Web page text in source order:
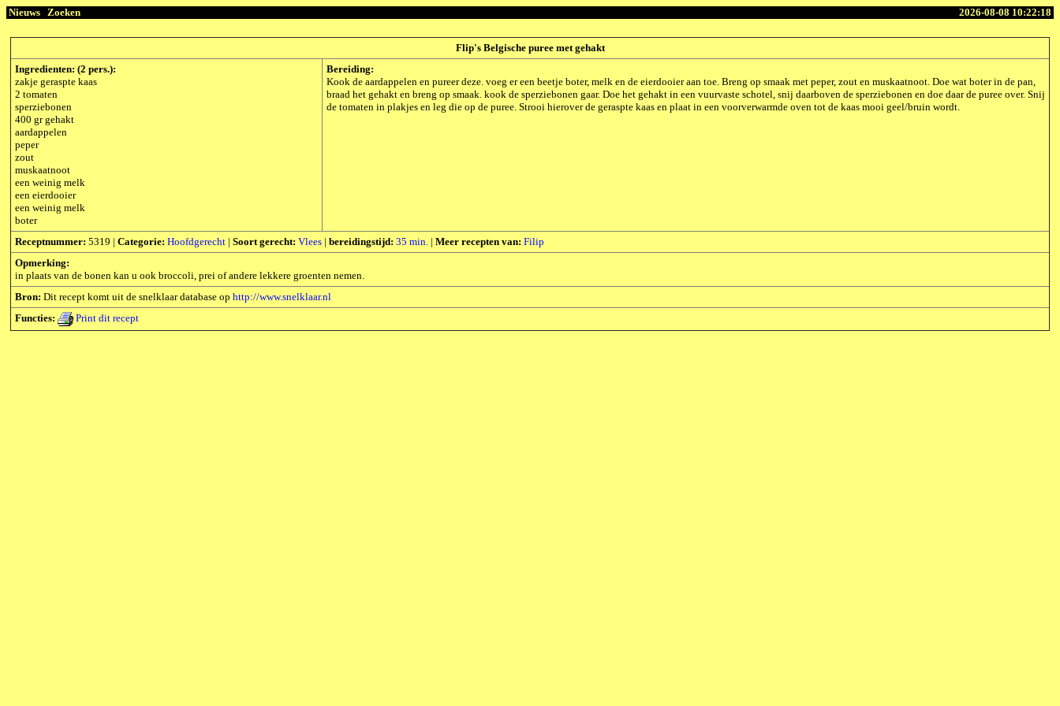
Nieuws Zoeken 2026-08-08 10:22:18
Flip's Belgische puree met gehakt
Ingredienten: (2 pers.):
zakje geraspte kaas
2 tomaten
sperziebonen
400 gr gehakt
aardappelen
peper
zout
muskaatnoot
een weinig melk
een eierdooier
een weinig melk
boter
Bereiding:
Kook de aardappelen en pureer deze. voeg er een beetje boter, melk en de eierdooier aan toe. Breng op smaak met peper, zout en muskaatnoot. Doe wat boter in de pan,
braad het gehakt en breng op smaak. kook de sperziebonen gaar. Doe het gehakt in een vuurvaste schotel, snij daarboven de sperziebonen en doe daar de puree over. Snij
de tomaten in plakjes en leg die op de puree. Strooi hierover de geraspte kaas en plaat in een voorverwarmde oven tot de kaas mooi geel/bruin wordt.
Receptnummer: 5319 | Categorie: Hoofdgerecht | Soort gerecht: Vlees | bereidingstijd: 35 min. | Meer recepten van: Filip
Opmerking:
in plaats van de bonen kan u ook broccoli, prei of andere lekkere groenten nemen.
Bron: Dit recept komt uit de snelklaar database op http://www.snelklaar.nl
Functies:
Print dit recept